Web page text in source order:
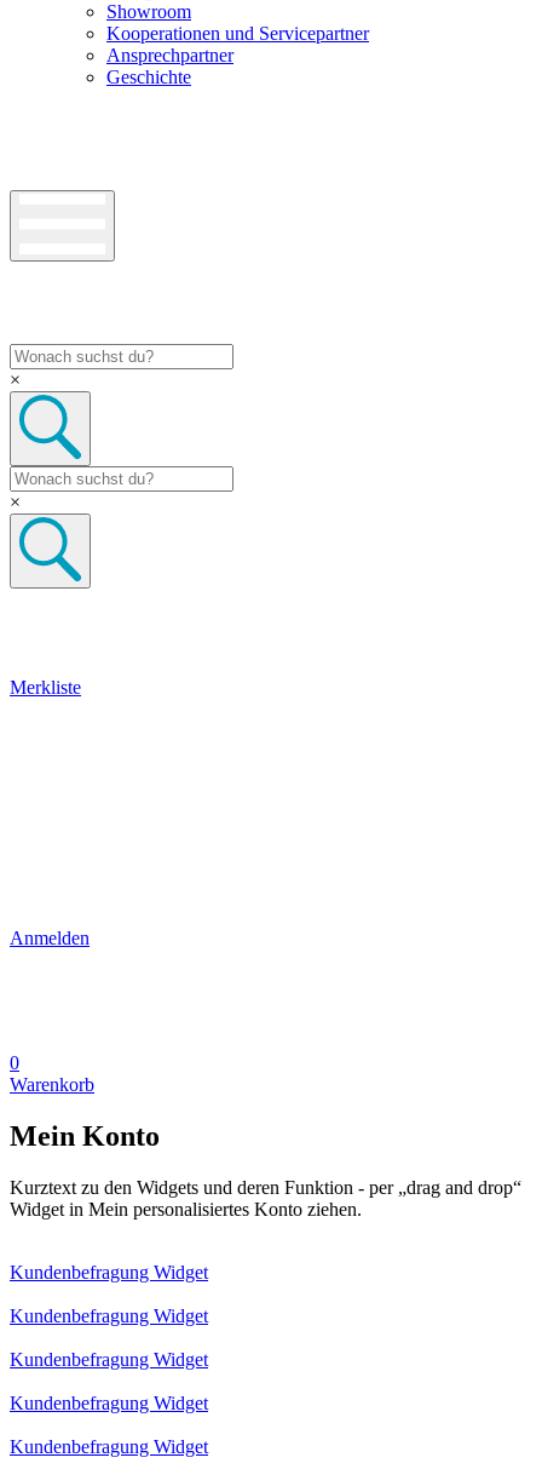
Showroom
Kooperationen und Servicepartner
Ansprechpartner
Geschichte
×
×
Merkliste
Anmelden
0
Warenkorb
Mein Konto
Kurztext zu den Widgets und deren Funktion - per „drag and drop“
Widget in Mein personalisiertes Konto ziehen.
Kundenbefragung Widget
Kundenbefragung Widget
Kundenbefragung Widget
Kundenbefragung Widget
Kundenbefragung Widget